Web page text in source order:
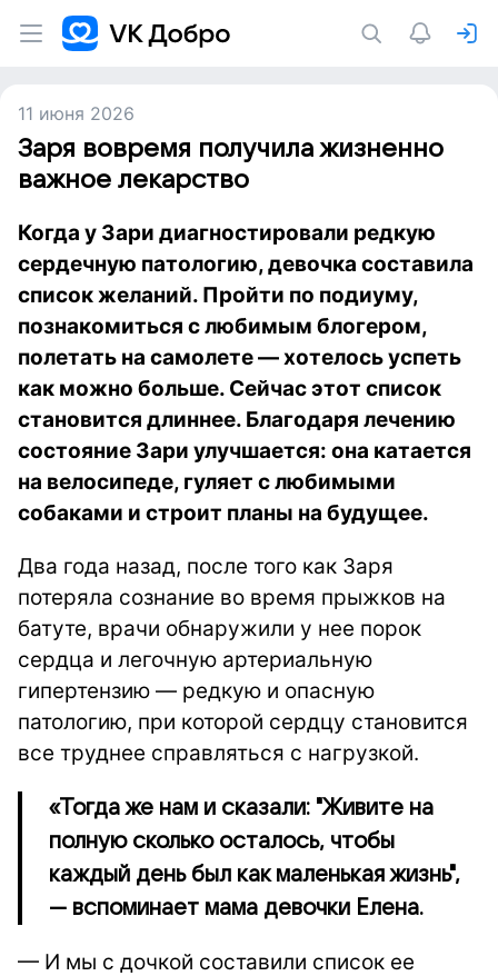
11 июня 2026
Заря вовремя получила жизненно
важное лекарство
Когда у Зари диагностировали редкую
сердечную патологию, девочка составила
список желаний. Пройти по подиуму,
познакомиться с любимым блогером,
полетать на самолете — хотелось успеть
как можно больше. Сейчас этот список
становится длиннее. Благодаря лечению
состояние Зари улучшается: она катается
на велосипеде, гуляет с любимыми
собаками и строит планы на будущее.
Два года назад, после того как Заря
потеряла сознание во время прыжков на
батуте, врачи обнаружили у нее порок
сердца и легочную артериальную
гипертензию — редкую и опасную
патологию, при которой сердцу становится
все труднее справляться с нагрузкой.
«Тогда же нам и сказали: "Живите на
полную сколько осталось, чтобы
каждый день был как маленькая жизнь",
— вспоминает мама девочки Елена.
— И мы с дочкой составили список ее